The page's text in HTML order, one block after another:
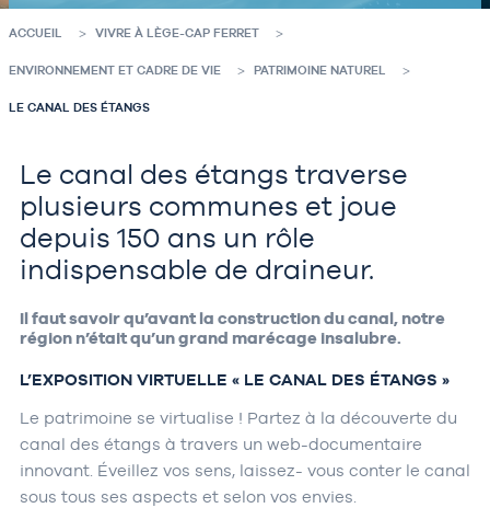
ACCUEIL VIVRE À LÈGE-CAP FERRET
ENVIRONNEMENT ET CADRE DE VIE PATRIMOINE NATUREL
LE CANAL DES ÉTANGS
Le canal des étangs traverse
plusieurs communes et joue
depuis 150 ans un rôle
indispensable de draineur.
Il faut savoir qu’avant la construction du canal, notre
région n’était qu’un grand marécage insalubre.
L’EXPOSITION VIRTUELLE « LE CANAL DES ÉTANGS »
­­­­­Le patrimoine se virtualise ! Partez à la découverte du
canal des étangs à travers un web-documentaire
innovant. Éveillez vos sens, laissez- vous conter le canal
sous tous ses aspects et selon vos envies.